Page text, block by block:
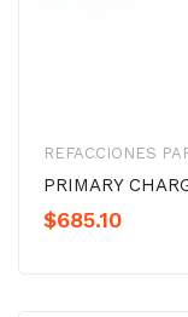
REFACCIONES
PRIMARY
$685.10